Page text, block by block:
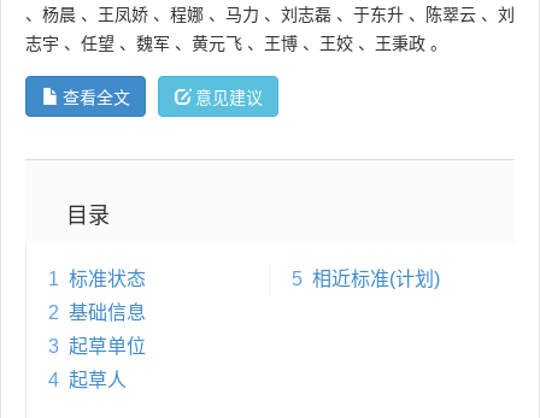
、 杨晨 、 王凤娇 、 程娜 、 马力 、 刘志磊 、 于东升 、 陈翠云 、 刘
志宇 、 任望 、 魏军 、 黄元飞 、 王博 、 王姣 、 王秉政 。
查看全文 意见建议
目录
1 标准状态
2 基础信息
3 起草单位
4 起草人
5 相近标准(计划)